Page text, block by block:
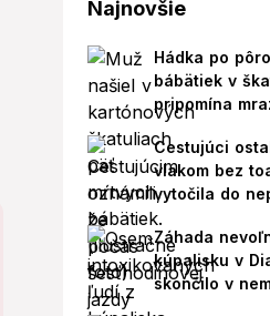
Najnovšie
Hádka po
bábätiek v
pripomína
Cestujúci
vlakom bez
vytočila do
Záhada
kúpalisku v
skončilo v